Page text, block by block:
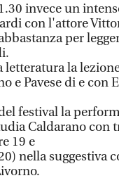
invece un
con l'attore
per
letteratura la
e Pavese di e con
festival la
Caldarano con
19 e
nella suggestiva